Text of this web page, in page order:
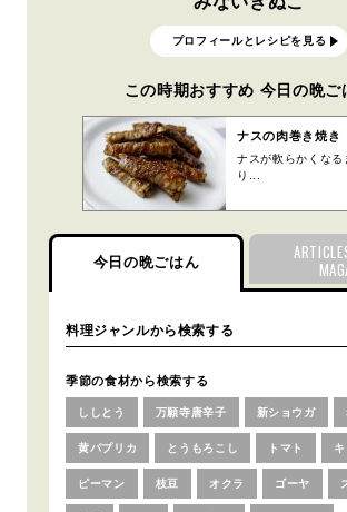
プロフィールとレシピを見る
この時期おすすめ 今日の晩ご
ナスの肉巻き焼き
ナスが軟らかくなる
り...
今日の晩ごはん
季節の食材から検索する
ししとう 万願寺唐辛子 新ショウガ
黄パプリカ とうもろこし トマト
ピーマン 枝豆 オクラ ゴーヤ